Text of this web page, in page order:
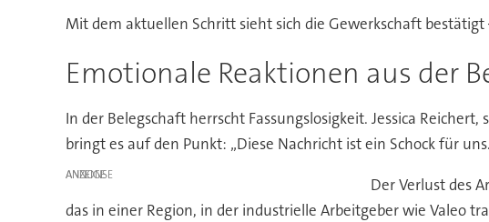
Mit dem aktuellen Schritt sieht sich die Gewerkschaft
Emotionale Reaktionen aus der
In der Belegschaft herrscht Fassungslosigkeit. Jessica
bringt es auf den Punkt: „Diese Nachricht ist ein Schock für
ANZEIGE
Der Verlust des
das in einer Region, in der industrielle Arbeitgeber wie Valeo